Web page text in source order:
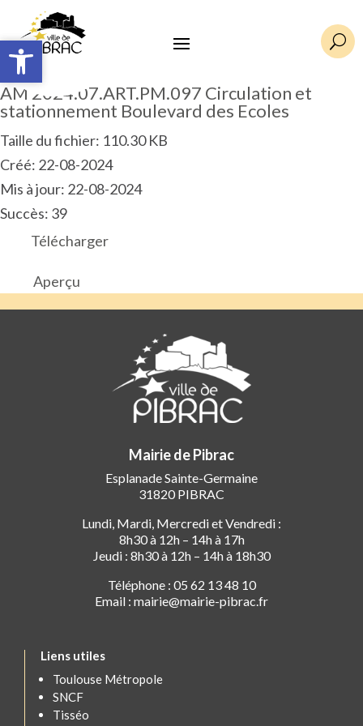
Ouvrir la barre d’outils U
AM 2024.07.ART.PM.097 Circulation et
stationnement Boulevard des Ecoles
Taille du fichier: 110.30 KB
Créé: 22-08-2024
Mis à jour: 22-08-2024
Succès: 39
Télécharger
Aperçu
Mairie de Pibrac
Esplanade Sainte-Germaine
31820 PIBRAC
Lundi, Mardi, Mercredi et Vendredi :
8h30 à 12h – 14h à 17h
Jeudi : 8h30 à 12h – 14h à 18h30
Téléphone : 05 62 13 48 10
Email : mairie@mairie-pibrac.fr
Liens utiles
Toulouse Métropole
SNCF
Tisséo
Ouvrir la barre d’outils